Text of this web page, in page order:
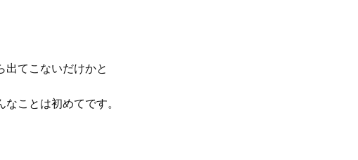
出てこないだけかと
ことは初めてです。